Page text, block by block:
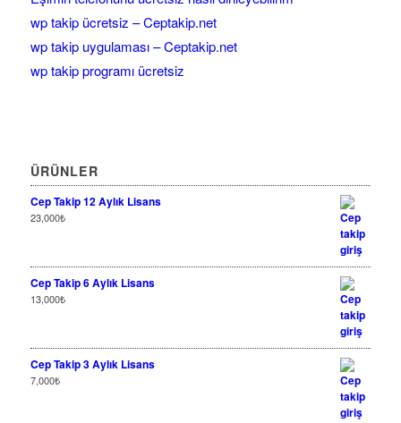
wp takip ücretsiz – Ceptakip.net
wp takip uygulaması – Ceptakip.net
wp takip programı ücretsiz
ÜRÜNLER
Cep Takip 12 Aylık Lisans
23,000₺
Cep Takip 6 Aylık Lisans
13,000₺
Cep Takip 3 Aylık Lisans
7,000₺